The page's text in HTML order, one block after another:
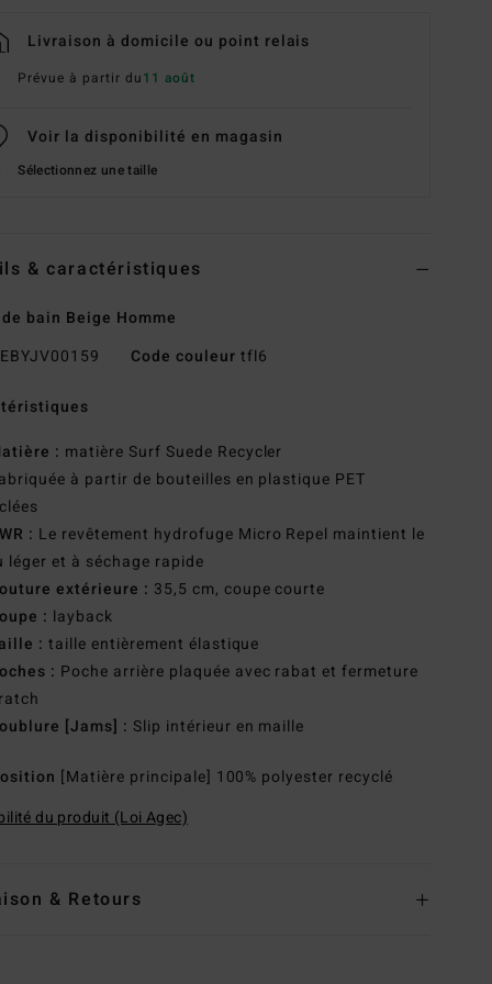
Livraison à domicile ou point relais
Prévue à partir du11 août
Voir la disponibilité en magasin
Sélectionnez une taille
& caractéristiques
bain Beige Homme
EBYJV00159 Code couleur tfl6
: matière Surf Suede Recycler
à partir de bouteilles en plastique PET
: Le revêtement hydrofuge Micro Repel maintient le
léger et à séchage rapide
extérieure : 35,5 cm, coupe courte
: layback
:taille entièrement élastique
: Poche arrière plaquée avec rabat et fermeture
[Jams] : Slip intérieur en maille
[Matière principale] 100% polyester recyclé
du produit (Loi Agec)
& Retours